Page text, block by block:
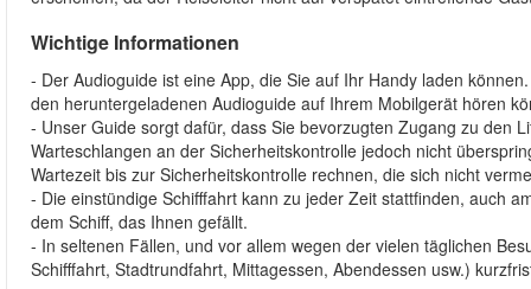
Wichtige Informationen
- Der Audioguide ist eine App, die Sie auf Ihr Handy laden
den heruntergeladenen Audioguide auf Ihrem Mobilgerät hören
- Unser Guide sorgt dafür, dass Sie bevorzugten Zugang zu den
Warteschlangen an der Sicherheitskontrolle jedoch nicht
Wartezeit bis zur Sicherheitskontrolle rechnen, die sich nicht
- Die einstündige Schifffahrt kann zu jeder Zeit stattfinden, auch
dem Schiff, das Ihnen gefällt.
- In seltenen Fällen, und vor allem wegen der vielen täglichen
Schifffahrt, Stadtrundfahrt, Mittagessen, Abendessen usw.)